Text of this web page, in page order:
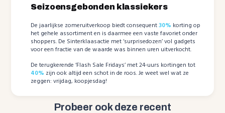
Seizoensgebonden klassiekers
De jaarlijkse zomeruitverkoop biedt consequent30% korting op
het gehele assortiment en is daarmee een vaste favoriet onder
shoppers. De Sinterklaasactie met ‘surprisedozen’ vol gadgets
voor een fractie van de waarde was binnen uren uitverkocht.
De terugkerende ‘Flash Sale Fridays’ met 24-uurs kortingen tot
40% zijn ook altijd een schot in de roos. Je weet wel wat ze
zeggen: vrijdag, koopjesdag!
Probeer ook deze recent